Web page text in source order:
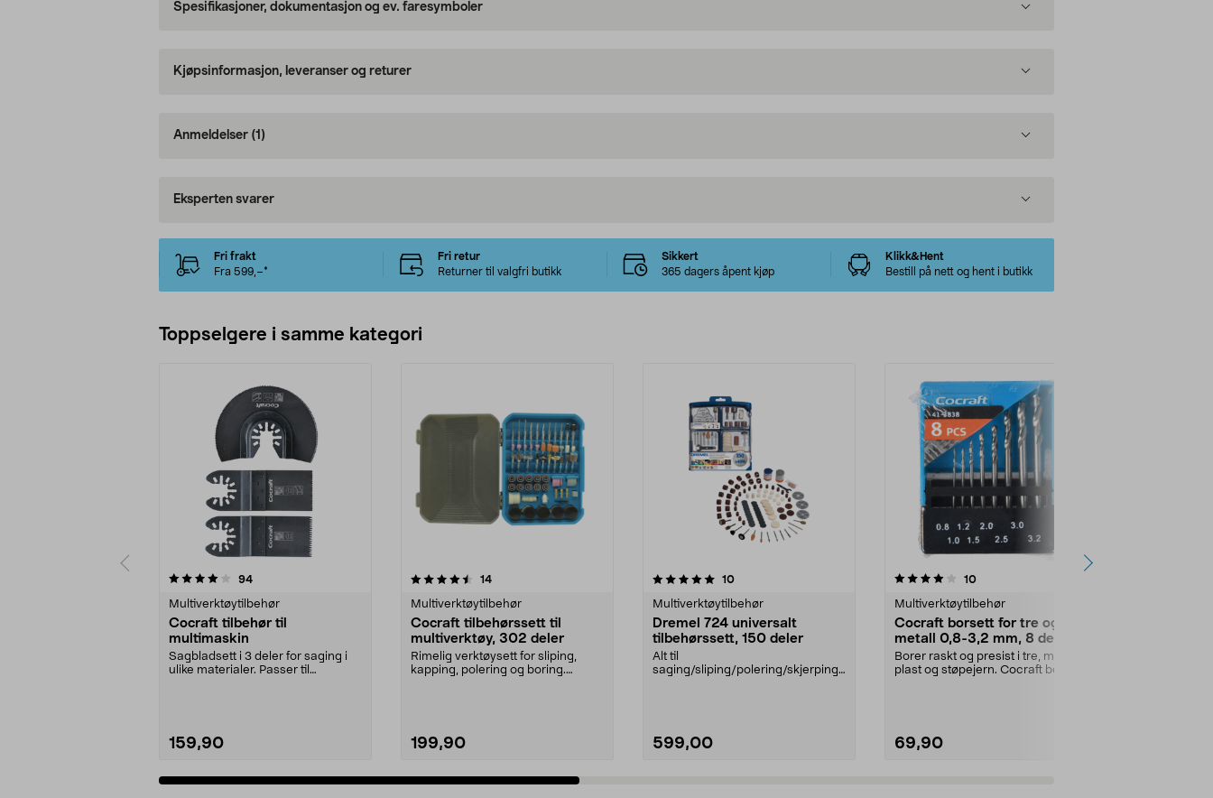
Spesifikasjoner, dokumentasjon og ev. faresymboler
Kjøpsinformasjon, leveranser og returer
Anmeldelser (1)
Eksperten svarer
Fri frakt
Fra 599,–*
Fri retur
Returner til valgfri butikk
Sikkert
365 dagers åpent kjøp
Klikk&Hent
Bestill på nett og hent i butikk
Toppselgere i samme kategori
94anmeldelser
Multiverktøytilbehør
Cocraft tilbehør til
multimaskin
Sagbladsett i 3 deler for saging i
ulike materialer. Passer til
159,90
4.5 av 5 stjerner 14anmeldelser
Multiverktøytilbehør
Cocraft tilbehørssett til
multiverktøy, 302 deler
Rimelig verktøysett for sliping,
kapping, polering og boring.
199,90
5.0 av 5 stjerner 10anmeldelser
Multiverktøytilbehør
Dremel 724 universalt
tilbehørssett, 150 deler
Alt til
saging/sliping/polering/skjerping
599,00
4.0 av 5 stjerner 10anmeldelser
Multiverktøytilbehør
Cocraft borsett for tre og
metall 0,8-3,2 mm, 8 deler
Borer raskt og presist i tre, metall,
plast og støpejern. Cocraft borsett
69,90
5.0 av 5 stjerner